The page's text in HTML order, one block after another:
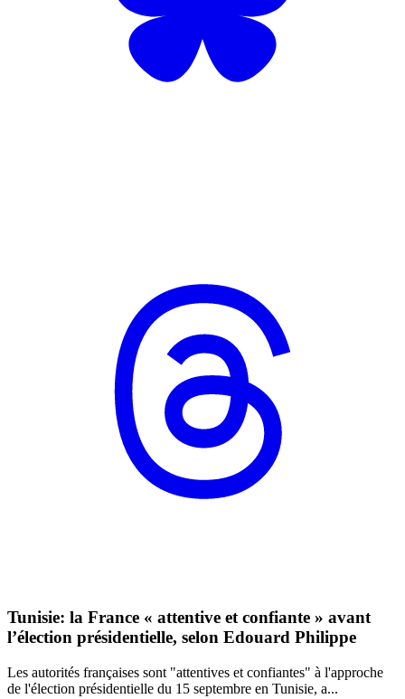
Tunisie: la France « attentive et confiante » avant
l’élection présidentielle, selon Edouard Philippe
Les autorités françaises sont "attentives et confiantes" à l'approche
de l'élection présidentielle du 15 septembre en Tunisie, a...